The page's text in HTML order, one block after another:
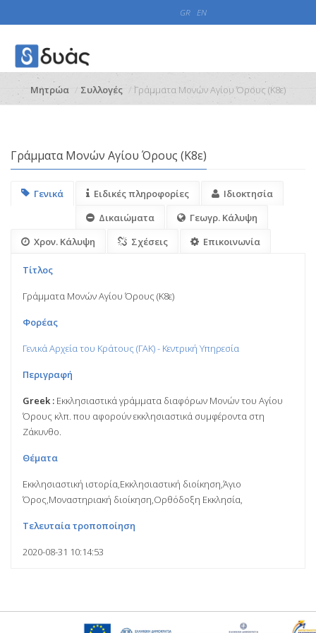
GR EN
Μητρώα Συλλογές Γράμματα Μονών Αγίου Όρους (Κ8ε)
Γράμματα Μονών Αγίου Όρους (Κ8ε)
Γενικά Ειδικές πληροφορίες
Ιδιοκτησία
Δικαιώματα
Γεωγρ. Κάλυψη
Χρον. Κάλυψη
Σχέσεις Επικοινωνία
Τίτλος
Γράμματα Μονών Αγίου Όρους (Κ8ε)
Φορέας
Γενικά Αρχεία του Κράτους (ΓΑΚ) - Κεντρική Υπηρεσία
Περιγραφή
Greek : Εκκλησιαστικά γράμματα διαφόρων Μονών του Αγίου
Όρους κλπ. που αφορούν εκκλησιαστικά συμφέροντα στη
Ζάκυνθο.
Θέματα
Εκκλησιαστική ιστορία,Εκκλησιαστική διοίκηση,Άγιο
Όρος,Μοναστηριακή διοίκηση,Ορθόδοξη Εκκλησία,
Τελευταία τροποποίηση
2020-08-31 10:14:53